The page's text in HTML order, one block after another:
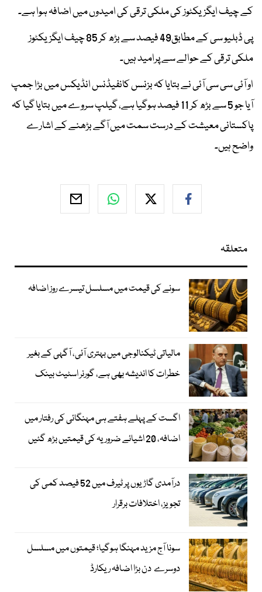
کے چیف ایگزیکٹوز کی ملکی ترقی کی امیدوں میں اضافہ ہوا ہے۔
پی ڈبلیو سی کے مطابق49 فیصد سے بڑھ کر 85 چیف ایگزیکٹوز
ملکی ترقی کے حوالے سے پرامید ہیں۔
او آئی سی سی آئی نے بتایا کہ بزنسں کانفیڈنس انڈیکس میں بڑا جمپ
آیا جو 5 سے بڑھ کر 11 فیصد ہوگیا ہے، گیلپ سروے میں بتایا گیا کہ
پاکستانی معیشت کے درست سمت میں آگے بڑھنے کے اشارے
واضح ہیں۔
متعلقہ
سونے کی قیمت میں مسلسل تیسرے روز اضافہ
مالیاتی ٹیکنالوجی میں بہتری آئی، آگہی کے بغیر
خطرات کا اندیشہ بھی ہے، گورنر اسٹیٹ بینک
اگست کے پہلے ہفتے ہی مہنگائی کی رفتار میں
اضافہ، 20 اشیائے ضروریہ کی قیمتیں بڑھ گئیں
درآمدی گاڑیوں پر ٹیرف میں 52 فیصد کمی کی
تجویز، اختلافات برقرار
سونا آج مزید مہنگا ہوگیا؛ قیمتوں میں مسلسل
دوسرے دن بڑا اضافہ ریکارڈ